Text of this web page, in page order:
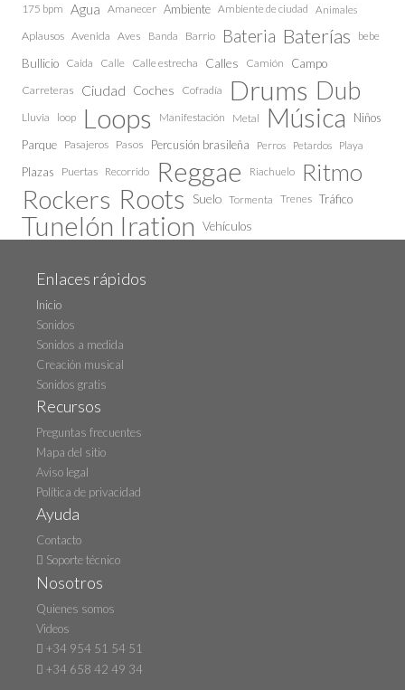
175 bpm Agua Amanecer Ambiente Ambiente de ciudad Animales
Aplausos Avenida Aves Banda Barrio Bateria Baterías bebe
Bullicio Caida Calle Calle estrecha Calles Camión Campo
Carreteras Ciudad Coches Cofradía Drums Dub
Lluvia loop Loops Manifestación Metal Música
Niños
Parque Pasajeros Pasos Percusión brasileña Perros Petardos Playa
Plazas Puertas Recorrido Reggae Riachuelo Ritmo
Rockers Roots Suelo Tormenta Trenes Tráfico
Tunelón Iration Vehículos
Enlaces rápidos
Inicio
Sonidos
Sonidos a medida
Creación musical
Sonidos gratis
Recursos
Preguntas frecuentes
Mapa del sitio
Aviso legal
Política de privacidad
Ayuda
Contacto
Soporte técnico
Nosotros
Quienes somos
Videos
+34 954 51 54 51
+34 658 42 49 34